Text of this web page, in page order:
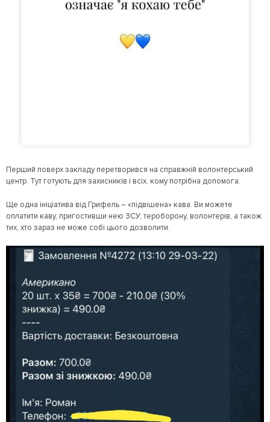
Перший поверх закладу перетворився на справжній волонтерський
центр. Тут готують для захисників і всіх, кому потрібна допомога.
Ще одна ініціатива від Грифель – «підвішена» кава. Ви можете
оплатити каву, пригостивши нею ЗСУ, тероборону, волонтерів, а також
тих, хто зараз не може собі цього дозволити.